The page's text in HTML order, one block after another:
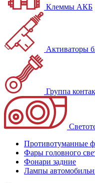
Клеммы АКБ
Активаторы
Группа
Противотуманные
Фары головного
Фонари задние
Лампы